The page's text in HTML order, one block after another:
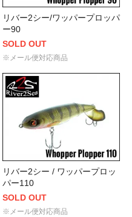
リバー2シー/ワッパープロッパ
ー90
SOLD OUT
※メール便対応商品
リバー2シー / ワッパープロッ
パー110
SOLD OUT
※メール便対応商品